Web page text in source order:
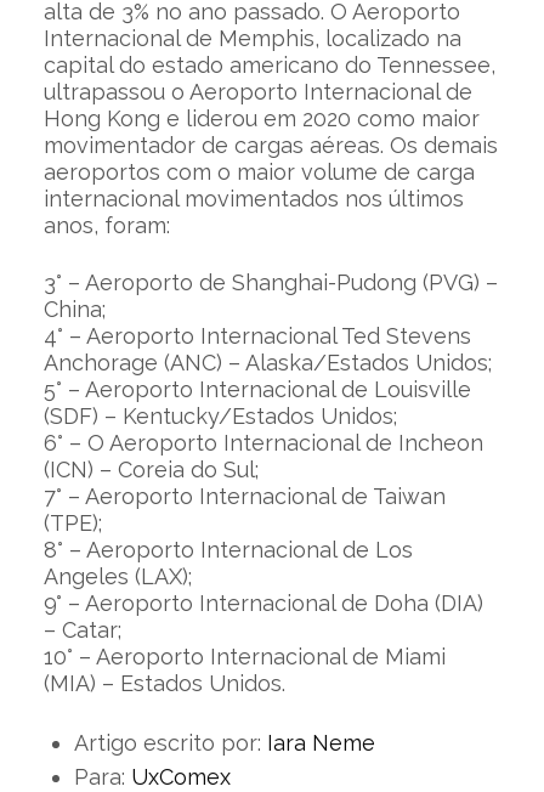
alta de 3% no ano passado. O Aeroporto
Internacional de Memphis, localizado na
capital do estado americano do Tennessee,
ultrapassou o Aeroporto Internacional de
Hong Kong e liderou em 2020 como maior
movimentador de cargas aéreas. Os demais
aeroportos com o maior volume de carga
internacional movimentados nos últimos
anos, foram:
3° – Aeroporto de Shanghai-Pudong (PVG) –
China;
4° – Aeroporto Internacional Ted Stevens
Anchorage (ANC) – Alaska/Estados Unidos;
5° – Aeroporto Internacional de Louisville
(SDF) – Kentucky/Estados Unidos;
6° – O Aeroporto Internacional de Incheon
(ICN) – Coreia do Sul;
7° – Aeroporto Internacional de Taiwan
(TPE);
8° – Aeroporto Internacional de Los
Angeles (LAX);
9° – Aeroporto Internacional de Doha (DIA)
– Catar;
10° – Aeroporto Internacional de Miami
(MIA) – Estados Unidos.
Artigo escrito por: Iara Neme
Para: UxComex